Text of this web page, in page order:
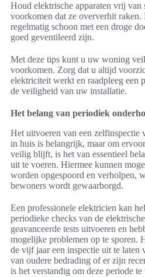
Houd elektrische apparaten vrij van
voorkomen dat ze oververhit raken.
regelmatig schoon met een droge
goed geventileerd zijn.
Met deze tips kunt u uw woning
voorkomen. Zorg dat u altijd
elektriciteit werkt en raadpleeg een
de veiligheid van uw installatie.
Het belang van periodiek
Het uitvoeren van een zelfinspectie
in huis is belangrijk, maar om
veilig blijft, is het van essentieel
uit te voeren. Hiermee kunnen
worden opgespoord en verholpen,
bewoners wordt gewaarborgd.
Een professionele elektricien kan
periodieke checks van de
geavanceerde tests uitvoeren en
mogelijke problemen op te sporen.
de vijf jaar een inspectie uit te laten
van oudere bedrading of er zijn
is het verstandig om deze periode te